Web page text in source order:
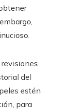
del
estén
para